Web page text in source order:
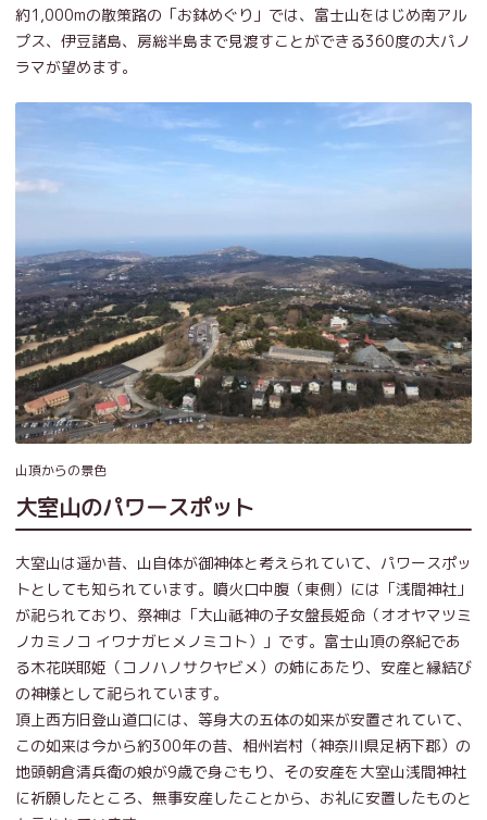
約1,000mの散策路の「お鉢めぐり」では、富士山をはじめ南アル
プス、伊豆諸島、房総半島まで見渡すことができる360度の大パノ
ラマが望めます。
山頂からの景色
大室山のパワースポット
大室山は遥か昔、山自体が御神体と考えられていて、パワースポッ
トとしても知られています。噴火口中腹（東側）には「浅間神社」
が祀られており、祭神は「大山祗神の子女盤長姫命（オオヤマツミ
ノカミノコ イワナガヒメノミコト）」です。富士山頂の祭紀であ
る木花咲耶姫（コノハノサクヤビメ）の姉にあたり、安産と縁結び
の神様として祀られています。
頂上西方旧登山道口には、等身大の五体の如来が安置されていて、
この如来は今から約300年の昔、相州岩村（神奈川県足柄下郡）の
地頭朝倉清兵衛の娘が9歳で身ごもり、その安産を大室山浅間神社
に祈願したところ、無事安産したことから、お礼に安置したものと